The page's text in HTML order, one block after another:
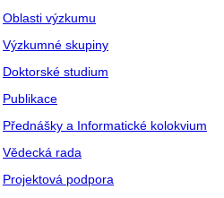
Oblasti výzkumu
Výzkumné skupiny
Doktorské studium
Publikace
Přednášky a Informatické kolokvium
Vědecká rada
Projektová podpora